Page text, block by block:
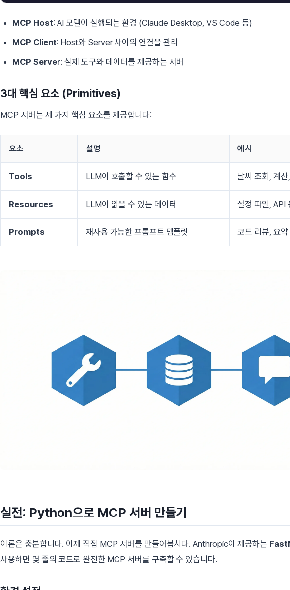
MCP Host: AI 모델이 실행되는 환경 (Claude Desktop, VS Code 등)
MCP Client: Host와 Server 사이의 연결을 관리
MCP Server: 실제 도구와 데이터를 제공하는 서버
3대 핵심 요소 (Primitives)
MCP 서버는 세 가지 핵심 요소를 제공합니다:
요소 설명 예시
Tools LLM이 호출할 수 있는 함수 날씨 조회, 계
Resources LLM이 읽을 수 있는 데이터 설정 파일, API
Prompts 재사용 가능한 프롬프트 템플릿 코드 리뷰, 요약
실전: Python으로 MCP 서버 만들기
이론은 충분합니다. 이제 직접 MCP 서버를 만들어봅시다. Anthropic이 제공하는
사용하면 몇 줄의 코드로 완전한 MCP 서버를 구축할 수 있습니다.